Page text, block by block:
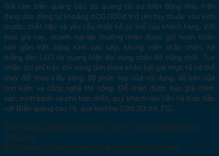
Giá làm biển quảng cáo dạ quang có sự biến động nhẹ, hiện
đang dao động từ khoảng 600.000đ trở lên tùy thuộc vào kích
thước, chất liệu và yêu cầu thiết kế cụ thể của khách hàng. Với
mức giá này, doanh nghiệp thường nhận được gói hoàn thiện
bao gồm mặt bảng kính cao cấp, khung viền chắc chắn, hệ
thống đèn LED dạ quang hiện đại cùng chân đỡ vững chãi. Tuy
nhiên chi phí trên chỉ mang tính tham khảo bởi giá thực tế có thể
thay đổi theo kiểu dáng, độ phức tạp của nội dung, độ bền của
linh kiện và công nghệ thi công. Để nhận được báo giá chính
xác, minh bạch và phù hợp nhất, quý khách nên liên hệ trực tiếp
với Biển quảng cáo HL qua hotline 036.33.66.712.
Biển Quảng Cáo Bún Đậu Mắm Tôm – Thu Hút Khách Hàng
Hiệu Quả
Biển quảng cáo phản quang là gì, những mẫu biển đẹp